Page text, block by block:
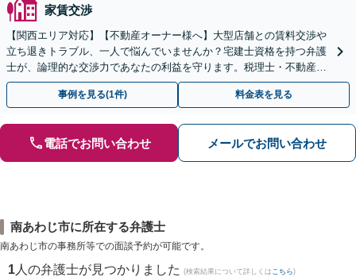
家賃交渉
【関西エリア対応】【不動産オーナー様へ】大型店舗との賃料交渉や
立ち退きトラブル、一人で悩んでいませんか？宅建士資格を持つ弁護
士が、論理的な交渉力であなたの利益を守ります。税理士・不動産鑑
定士等と連携し、複雑な案件もワンストップで解決へ。
事例を見る(1件) 料金表を見る
電話でお問い合わせ メールでお問い合わせ
南あわじ市に所在する弁護士
南あわじ市の事務所等での面談予約が可能です。
1 人の弁護士が見つかりました (検索結果について詳しくは こちら)